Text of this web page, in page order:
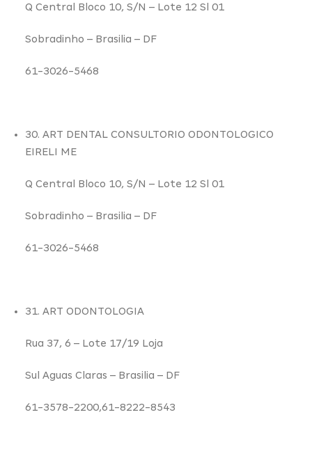
Q Central Bloco 10, S/N – Lote 12 Sl 01
Sobradinho – Brasilia – DF
61-3026-5468
30. ART DENTAL CONSULTORIO ODONTOLOGICO
EIRELI ME
Q Central Bloco 10, S/N – Lote 12 Sl 01
Sobradinho – Brasilia – DF
61-3026-5468
31. ART ODONTOLOGIA
Rua 37, 6 – Lote 17/19 Loja
Sul Aguas Claras – Brasilia – DF
61-3578-2200,61-8222-8543